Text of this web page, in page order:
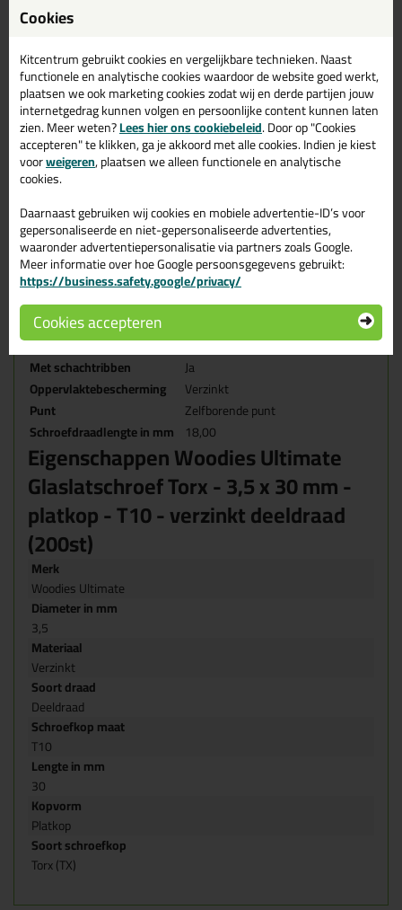
Diameter in mm:
Inhoud (Wat krijg je opgestuurd)
200 stuks (doosje)
1x Gratis schroefbitje inbegrepen (T10)
Aandraaivoorziening
Tx-10
Diameter in mm
3,50
Draad
Deeldraad
Geleverd met bit
Ja
Hoek kop in gr
75,00
Kopdiameter in mm
5,10
Kopvorm
Verzonken kop
Lengte in mm
30,00
Materiaal/kwaliteit
Met freesribben
Ja
Met schachtribben
Ja
Oppervlaktebescherming
Verzinkt
Punt
Zelfborende punt
Schroefdraadlengte in mm 18,00
Eigenschappen Woodies Ultimate
Glaslatschroef Torx - 3,5 x 30 mm -
platkop - T10 - verzinkt deeldraad
(200st)
Merk
Woodies Ultimate
Diameter in mm
3,5
Materiaal
Verzinkt
Soort draad
Deeldraad
Schroefkop maat
T10
Lengte in mm
30
Kopvorm
Platkop
Soort schroefkop
Torx (TX)
Cookies
Kitcentrum gebruikt cookies en vergelijkbare technieken. Naast
functionele en analytische cookies waardoor de website goed werkt,
plaatsen we ook marketing cookies zodat wij en derde partijen jouw
internetgedrag kunnen volgen en persoonlijke content kunnen laten
zien. Meer weten?Lees hier ons cookiebeleid. Door op "Cookies
accepteren" te klikken, ga je akkoord met alle cookies. Indien je kiest
voorweigeren, plaatsen we alleen functionele en analytische
cookies.
Daarnaast gebruiken wij cookies en mobiele advertentie-ID’s voor
gepersonaliseerde en niet-gepersonaliseerde advertenties,
waaronder advertentiepersonalisatie via partners zoals Google.
Meer informatie over hoe Google persoonsgegevens gebruikt:
https://business.safety.google/privacy/
Cookies accepteren